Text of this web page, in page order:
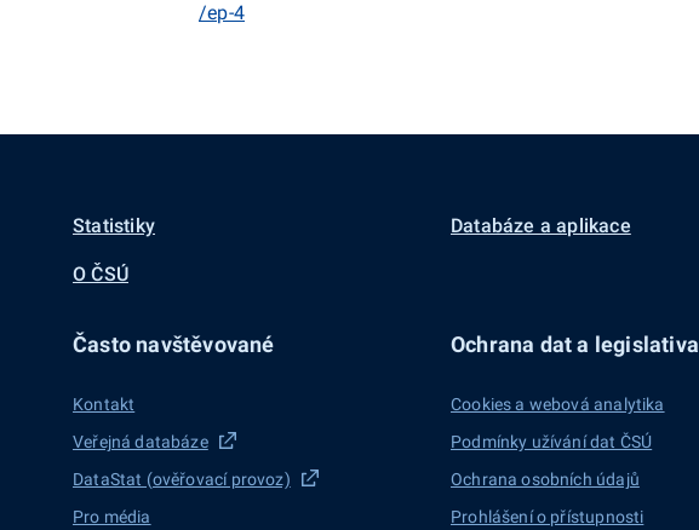
/ep-4
Statistiky Databáze a aplikace
O ČSÚ
Často navštěvované
Kontakt
Veřejná databáze
DataStat (ověřovací provoz)
Pro média
Ochrana dat a legislativa
Cookies a webová analytika
Podmínky užívání dat ČSÚ
Ochrana osobních údajů
Prohlášení o přístupnosti